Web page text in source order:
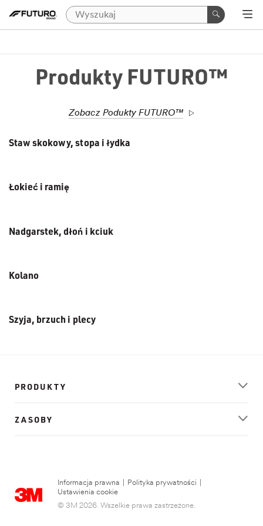
Produkty FUTURO™
Zobacz Podukty FUTURO™
Staw skokowy, stopa i łydka
Łokieć i ramię
Nadgarstek, dłoń i kciuk
Kolano
Szyja, brzuch i plecy
PRODUKTY
ZASOBY
Informacja prawna Polityka prywatności
Ustawienia cookie
© 3M 2026. Wszelkie prawa zastrzeżone.